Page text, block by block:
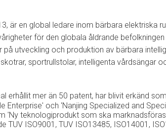
är en global ledare inom bärbara elektriska
för den globala åldrande
utveckling och produktion av bärbara
sportrullstolar, intelligenta vårdsängar
erhållit mer än 50 patent, har blivit erkänd
Enterprise' och 'Nanjing Specialized and
'Ny teknologiprodukt som ska
TUV ISO9001, TUV ISO13485, ISO14001,